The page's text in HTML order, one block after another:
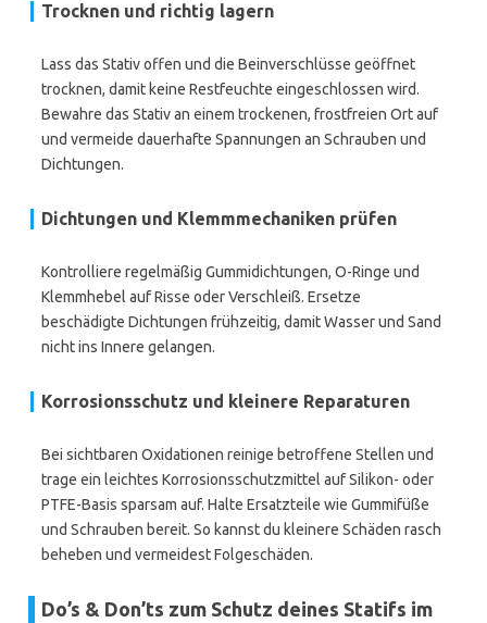
Trocknen und richtig lagern
Lass das Stativ offen und die Beinverschlüsse geöffnet
trocknen, damit keine Restfeuchte eingeschlossen wird.
Bewahre das Stativ an einem trockenen, frostfreien Ort auf
und vermeide dauerhafte Spannungen an Schrauben und
Dichtungen.
Dichtungen und Klemmmechaniken prüfen
Kontrolliere regelmäßig Gummidichtungen, O-Ringe und
Klemmhebel auf Risse oder Verschleiß. Ersetze
beschädigte Dichtungen frühzeitig, damit Wasser und Sand
nicht ins Innere gelangen.
Korrosionsschutz und kleinere Reparaturen
Bei sichtbaren Oxidationen reinige betroffene Stellen und
trage ein leichtes Korrosionsschutzmittel auf Silikon- oder
PTFE-Basis sparsam auf. Halte Ersatzteile wie Gummifüße
und Schrauben bereit. So kannst du kleinere Schäden rasch
beheben und vermeidest Folgeschäden.
Do’s & Don’ts zum Schutz deines Statifs im